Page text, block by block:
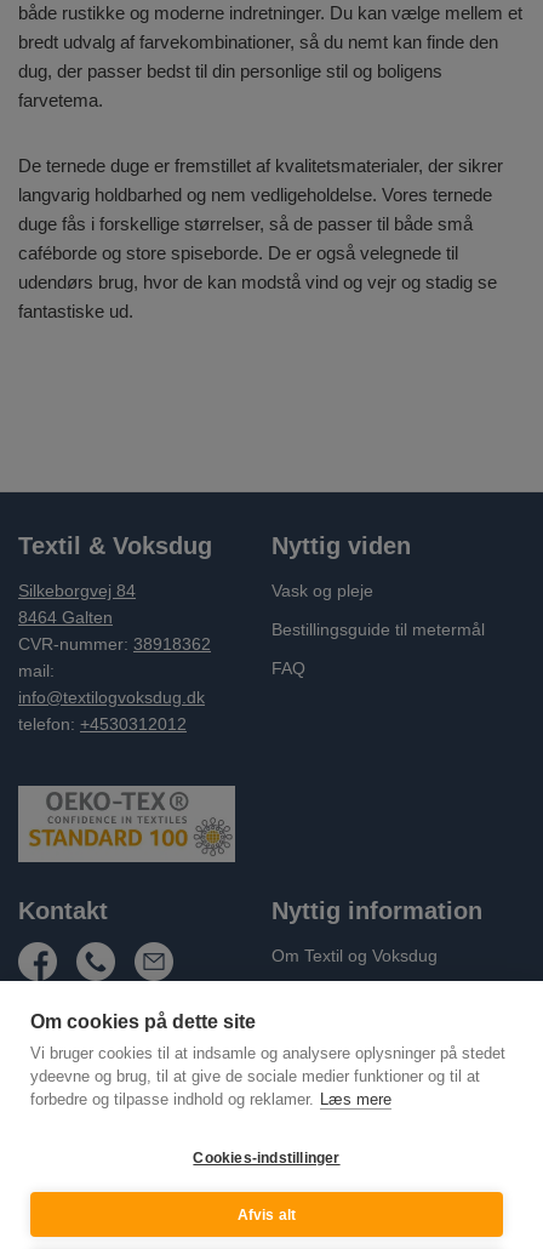
både rustikke og moderne indretninger. Du kan vælge mellem et
bredt udvalg af farvekombinationer, så du nemt kan finde den
dug, der passer bedst til din personlige stil og boligens
farvetema.
De ternede duge er fremstillet af kvalitetsmaterialer, der sikrer
langvarig holdbarhed og nem vedligeholdelse. Vores ternede
duge fås i forskellige størrelser, så de passer til både små
caféborde og store spiseborde. De er også velegnede til
udendørs brug, hvor de kan modstå vind og vejr og stadig se
fantastiske ud.
Textil & Voksdug
Silkeborgvej 84
8464 Galten
CVR-nummer: 38918362
mail:
info@textilogvoksdug.dk
telefon: +4530312012
Nyttig viden
Vask og pleje
Bestillingsguide til metermål
FAQ
Kontakt Nyttig information
Om Textil og Voksdug
Persondatapolitik
Cookie Policy (EU)
Kontakt os
Om cookies på dette site
Vi bruger cookies til at indsamle og analysere oplysninger på stedet
ydeevne og brug, til at give de sociale medier funktioner og til at
forbedre og tilpasse indhold og reklamer. Læs mere
Cookies-indstillinger
Afvis alt